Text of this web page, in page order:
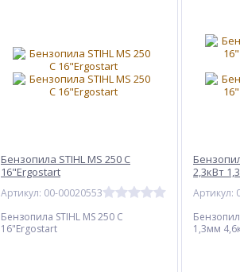
Бензопила STIHL MS 250 С
16"Ergostart
Артикул: 00-00020553
Бензопила STIHL MS 250 С
16"Ergostart
2,3кВт
Артикул:
1,3мм